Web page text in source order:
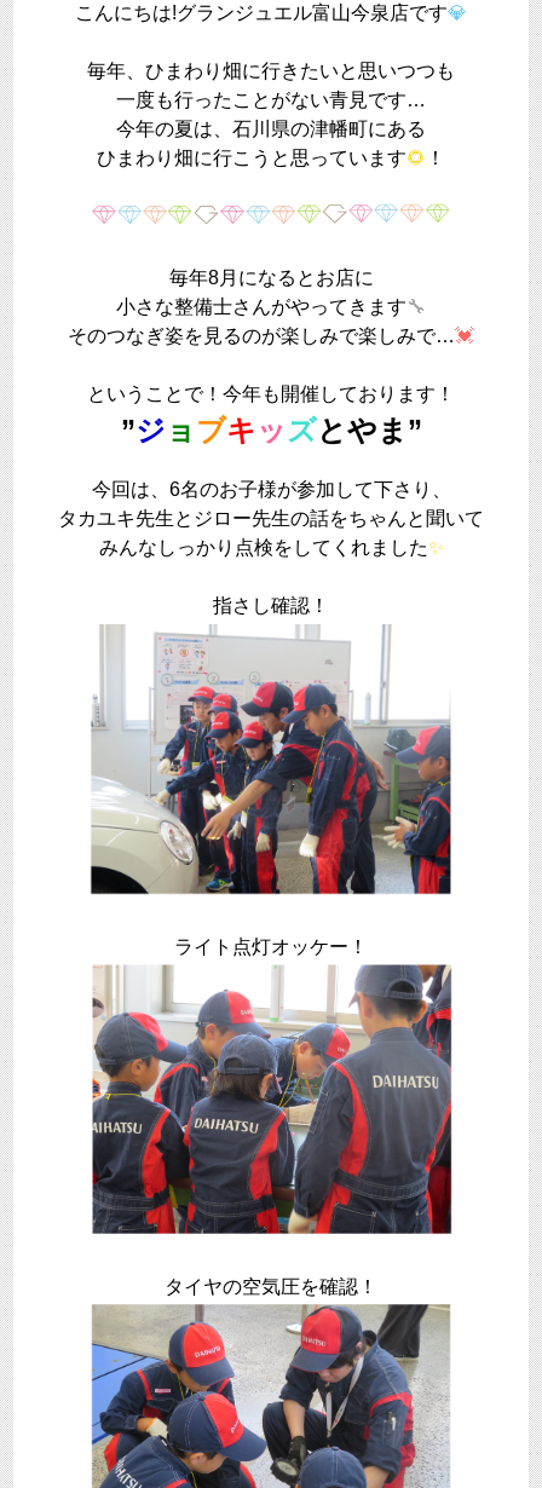
こんにちは!グランジュエル富山今泉店です💎
毎年、ひまわり畑に行きたいと思いつつも
一度も行ったことがない青見です…
今年の夏は、石川県の津幡町にある
ひまわり畑に行こうと思っています🌻 ！
毎年8月になるとお店に
小さな整備士さんがやってきます🔧
そのつなぎ姿を見るのが楽しみで楽しみで…💓
ということで！今年も開催しております！
”ジ ョ ブキ ッ ズとやま”
今回は、6名のお子様が参加して下さり、
タカユキ先生とジロー先生の話をちゃんと聞いて
みんなしっかり点検をしてくれました✨
指さし確認！
ライト点灯オッケー！
タイヤの空気圧を確認！